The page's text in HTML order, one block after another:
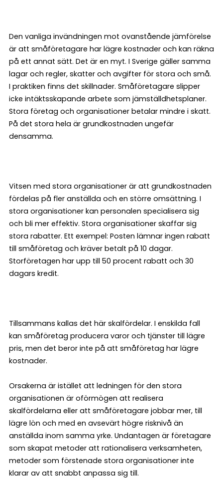
Den vanliga invändningen mot ovanstående jämförelse
är att småföretagare har lägre kostnader och kan räkna
på ett annat sätt. Det är en myt. I Sverige gäller samma
lagar och regler, skatter och avgifter för stora och små.
I praktiken finns det skillnader. Småföretagare slipper
icke intäktsskapande arbete som jämställdhetsplaner.
Stora företag och organisationer betalar mindre i skatt.
På det stora hela är grundkostnaden ungefär
densamma.
Vitsen med stora organisationer är att grundkostnaden
fördelas på fler anställda och en större omsättning. I
stora organisationer kan personalen specialisera sig
och bli mer effektiv. Stora organisationer skaffar sig
stora rabatter. Ett exempel: Posten lämnar ingen rabatt
till småföretag och kräver betalt på 10 dagar.
Storföretagen har upp till 50 procent rabatt och 30
dagars kredit.
Tillsammans kallas det här skalfördelar. I enskilda fall
kan småföretag producera varor och tjänster till lägre
pris, men det beror inte på att småföretag har lägre
kostnader.
Orsakerna är istället att ledningen för den stora
organisationen är oförmögen att realisera
skalfördelarna eller att småföretagare jobbar mer, till
lägre lön och med en avsevärt högre risknivå än
anställda inom samma yrke. Undantagen är företagare
som skapat metoder att rationalisera verksamheten,
metoder som förstenade stora organisationer inte
klarar av att snabbt anpassa sig till.